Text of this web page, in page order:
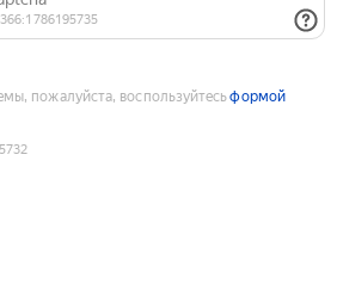
пожалуйста, воспользуйтесьформой